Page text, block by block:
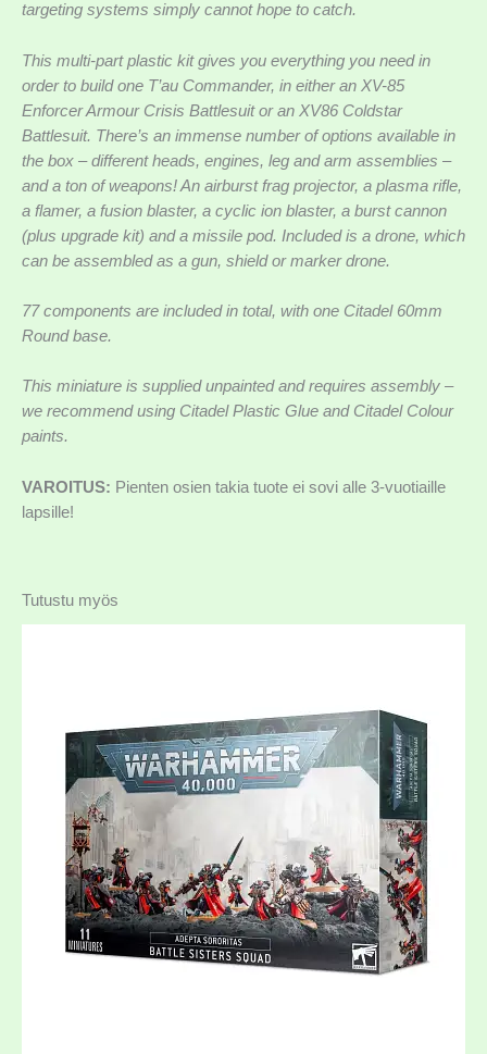
targeting systems simply cannot hope to catch.
This multi-part plastic kit gives you everything you need in
order to build one T’au Commander, in either an XV-85
Enforcer Armour Crisis Battlesuit or an XV86 Coldstar
Battlesuit. There’s an immense number of options available in
the box – different heads, engines, leg and arm assemblies –
and a ton of weapons! An airburst frag projector, a plasma rifle,
a flamer, a fusion blaster, a cyclic ion blaster, a burst cannon
(plus upgrade kit) and a missile pod. Included is a drone, which
can be assembled as a gun, shield or marker drone.
77 components are included in total, with one Citadel 60mm
Round base.
This miniature is supplied unpainted and requires assembly –
we recommend using Citadel Plastic Glue and Citadel Colour
paints.
VAROITUS: Pienten osien takia tuote ei sovi alle 3-vuotiaille
lapsille!
Tutustu myös